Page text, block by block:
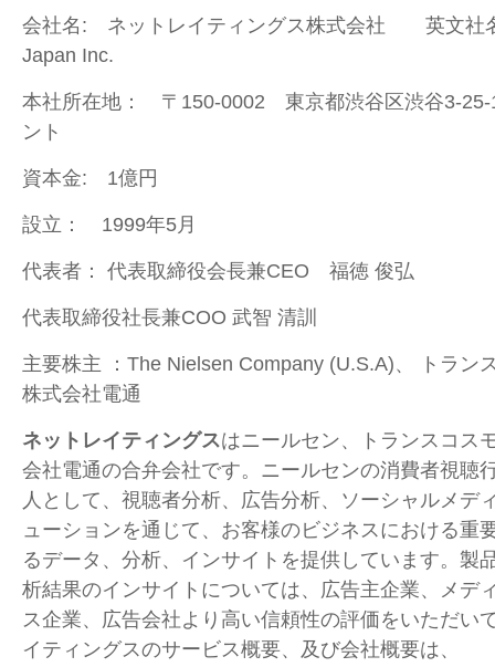
会社名: ネットレイティングス株式会社 英文社
Japan Inc.
本社所在地： 〒150-0002 東京都渋谷区渋谷3-25-
ント
資本金: 1億円
設立： 1999年5月
代表者： 代表取締役会長兼CEO 福徳 俊弘
代表取締役社長兼COO 武智 清訓
主要株主 ：The Nielsen Company (U.S.A)、 トラン
株式会社電通
ネットレイティングスはニールセン、トランスコス
会社電通の合弁会社です。ニールセンの消費者視聴
人として、視聴者分析、広告分析、ソーシャルメデ
ューションを通じて、お客様のビジネスにおける重
るデータ、分析、インサイトを提供しています。製
析結果のインサイトについては、広告主企業、メデ
ス企業、広告会社より高い信頼性の評価をいただい
イティングスのサービス概要、及び会社概要は、